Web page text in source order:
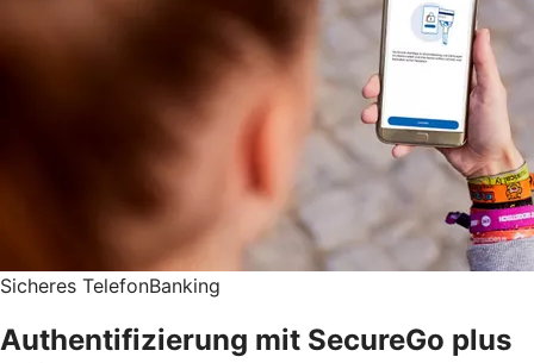
Sicheres TelefonBanking
Authentifizierung mit SecureGo plus